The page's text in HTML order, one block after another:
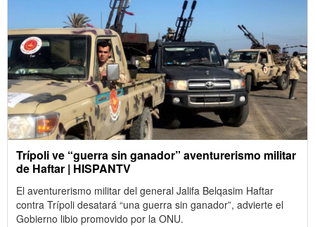
Trípoli ve “guerra sin ganador” aventurerismo militar
de Haftar | HISPANTV
El aventurerismo militar del general Jalifa Belqasim Haftar
contra Trípoli desatará “una guerra sin ganador”, advierte el
Gobierno libio promovido por la ONU.